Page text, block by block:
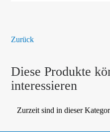
Zurück
Diese Produkte
interessieren
Zurzeit sind in dieser